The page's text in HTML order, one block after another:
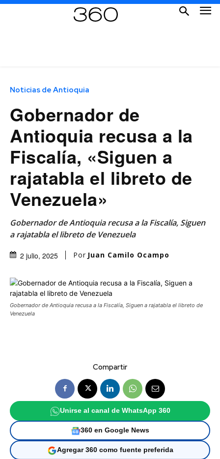
Noticias de Antioquia
Gobernador de
Antioquia recusa a la
Fiscalía, «Siguen a
rajatabla el libreto de
Venezuela»
Gobernador de Antioquia recusa a la Fiscalía, Siguen
a rajatabla el libreto de Venezuela
2 julio, 2025 Por Juan Camilo Ocampo
Gobernador de Antioquia recusa a la Fiscalía, Siguen a rajatabla el libreto de
Venezuela
Compartir
Unirse al canal de WhatsApp 360
360 en Google News
Agregar 360 como fuente preferida